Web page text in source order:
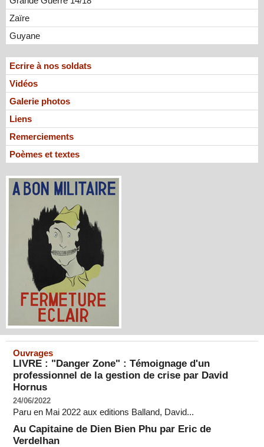
Zaïre
Guyane
Ecrire à nos soldats
Vidéos
Galerie photos
Liens
Remerciements
Poèmes et textes
Ouvrages
LIVRE : "Danger Zone" : Témoignage d'un
professionnel de la gestion de crise par David
Hornus
24/06/2022
Paru en Mai 2022 aux editions Balland, David...
Au Capitaine de Dien Bien Phu par Eric de
Verdelhan